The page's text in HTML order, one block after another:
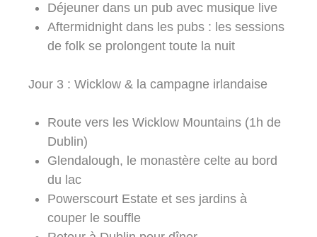
Déjeuner dans un pub avec musique live
Aftermidnight dans les pubs : les sessions
de folk se prolongent toute la nuit
Jour 3 : Wicklow & la campagne irlandaise
Route vers les Wicklow Mountains (1h de
Dublin)
Glendalough, le monastère celte au bord
du lac
Powerscourt Estate et ses jardins à
couper le souffle